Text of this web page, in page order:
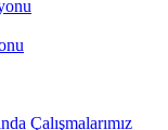
Çalışmalarımız